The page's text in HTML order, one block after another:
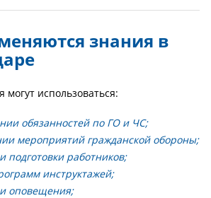
знания в
использоваться:
обязанностей по ГО и ЧС;
мероприятий гражданской обороны;
подготовки работников;
инструктажей;
оповещения;